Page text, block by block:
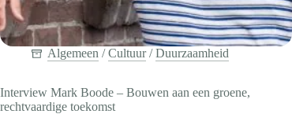
Algemeen /Cultuur/Duurzaamheid
Interview Mark Boode – Bouwen aan een groene,
rechtvaardige toekomst